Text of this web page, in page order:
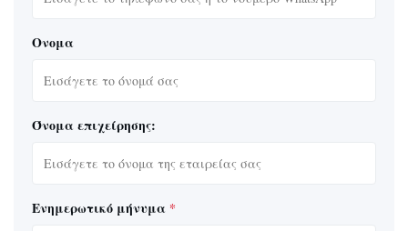
Ονομα
Όνομα επιχείρησης:
Ενημερωτικό μήνυμα *